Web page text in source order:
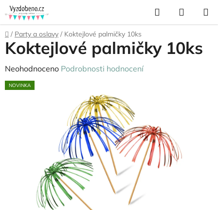
Přejít
na
obsah
Hledat
KOŠÍK
Domů
/ Party a oslavy / Koktejlové palmičky 10ks
Koktejlové palmičky 10ks
Průměrné
hodnocení
Neohodnoceno Podrobnosti hodnocení
NOVINKA